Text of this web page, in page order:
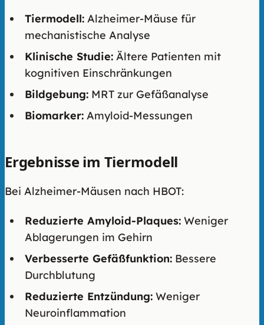
Tiermodell: Alzheimer-Mäuse für
mechanistische Analyse
Klinische Studie: Ältere Patienten mit
kognitiven Einschränkungen
Bildgebung: MRT zur Gefäßanalyse
Biomarker: Amyloid-Messungen
Ergebnisse im Tiermodell
Bei Alzheimer-Mäusen nach HBOT:
Reduzierte Amyloid-Plaques: Weniger
Ablagerungen im Gehirn
Verbesserte Gefäßfunktion: Bessere
Durchblutung
Reduzierte Entzündung: Weniger
Neuroinflammation